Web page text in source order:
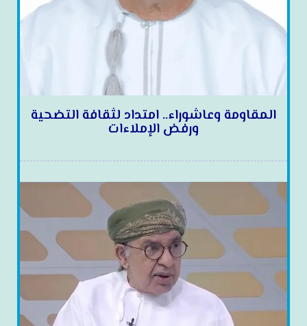
المقاومة وعاشوراء.. امتداد لثقافة التضحية
ورفض الإملاءات